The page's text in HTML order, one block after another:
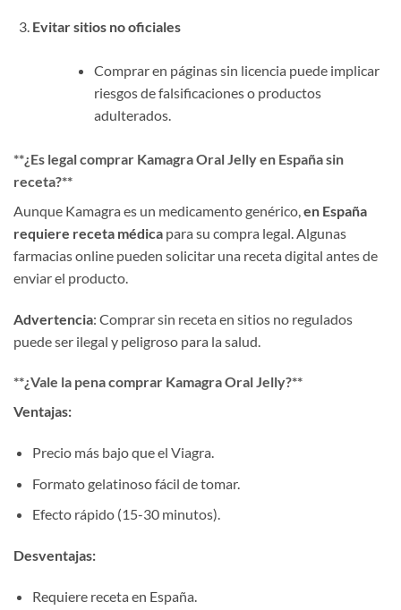
Evitar sitios no oficiales
Comprar en páginas sin licencia puede implicar
riesgos de falsificaciones o productos
adulterados.
​**¿Es legal comprar Kamagra Oral Jelly en España sin
receta?​**​
Aunque Kamagra es un medicamento genérico, ​ en España
requiere receta médica ​ para su compra legal. Algunas
farmacias online pueden solicitar una receta digital antes de
enviar el producto.
Advertencia: Comprar sin receta en sitios no regulados
puede ser ilegal y peligroso para la salud.
​**¿Vale la pena comprar Kamagra Oral Jelly?​**​
Ventajas:​
Precio más bajo que el Viagra.
Formato gelatinoso fácil de tomar.
Efecto rápido (15-30 minutos).
Desventajas:​
Requiere receta en España.